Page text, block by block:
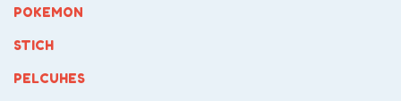
POKEMON
STICH
PELCUHES